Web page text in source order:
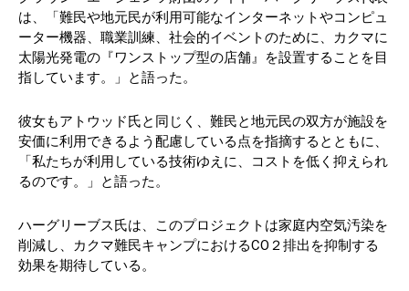
は、「難民や地元民が利用可能なインターネットやコンピュ
ーター機器、職業訓練、社会的イベントのために、カクマに
太陽光発電の『ワンストップ型の店舗』を設置することを目
指しています。」と語った。
彼女もアトウッド氏と同じく、難民と地元民の双方が施設を
安価に利用できるよう配慮している点を指摘するとともに、
「私たちが利用している技術ゆえに、コストを低く抑えられ
るのです。」と語った。
ハーグリーブス氏は、このプロジェクトは家庭内空気汚染を
削減し、カクマ難民キャンプにおけるCO２排出を抑制する
効果を期待している。